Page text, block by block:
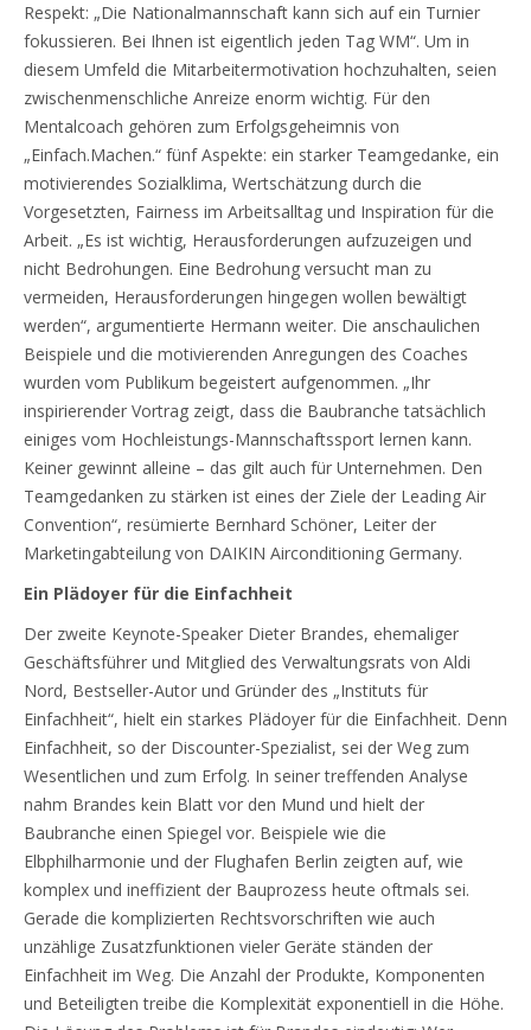
Respekt: „Die Nationalmannschaft kann sich auf ein Turnier
fokussieren. Bei Ihnen ist eigentlich jeden Tag WM“. Um in
diesem Umfeld die Mitarbeitermotivation hochzuhalten, seien
zwischenmenschliche Anreize enorm wichtig. Für den
Mentalcoach gehören zum Erfolgsgeheimnis von
„Einfach.Machen.“ fünf Aspekte: ein starker Teamgedanke, ein
motivierendes Sozialklima, Wertschätzung durch die
Vorgesetzten, Fairness im Arbeitsalltag und Inspiration für die
Arbeit. „Es ist wichtig, Herausforderungen aufzuzeigen und
nicht Bedrohungen. Eine Bedrohung versucht man zu
vermeiden, Herausforderungen hingegen wollen bewältigt
werden“, argumentierte Hermann weiter. Die anschaulichen
Beispiele und die motivierenden Anregungen des Coaches
wurden vom Publikum begeistert aufgenommen. „Ihr
inspirierender Vortrag zeigt, dass die Baubranche tatsächlich
einiges vom Hochleistungs-Mannschaftssport lernen kann.
Keiner gewinnt alleine – das gilt auch für Unternehmen. Den
Teamgedanken zu stärken ist eines der Ziele der Leading Air
Convention“, resümierte Bernhard Schöner, Leiter der
Marketingabteilung von DAIKIN Airconditioning Germany.
Ein Plädoyer für die Einfachheit
Der zweite Keynote-Speaker Dieter Brandes, ehemaliger
Geschäftsführer und Mitglied des Verwaltungsrats von Aldi
Nord, Bestseller-Autor und Gründer des „Instituts für
Einfachheit“, hielt ein starkes Plädoyer für die Einfachheit. Denn
Einfachheit, so der Discounter-Spezialist, sei der Weg zum
Wesentlichen und zum Erfolg. In seiner treffenden Analyse
nahm Brandes kein Blatt vor den Mund und hielt der
Baubranche einen Spiegel vor. Beispiele wie die
Elbphilharmonie und der Flughafen Berlin zeigten auf, wie
komplex und ineffizient der Bauprozess heute oftmals sei.
Gerade die komplizierten Rechtsvorschriften wie auch
unzählige Zusatzfunktionen vieler Geräte ständen der
Einfachheit im Weg. Die Anzahl der Produkte, Komponenten
und Beteiligten treibe die Komplexität exponentiell in die Höhe.